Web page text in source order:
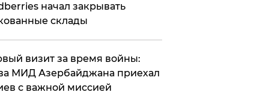
начал закрывать
склады
визит за время войны:
МИД Азербайджана приехал
с важной миссией